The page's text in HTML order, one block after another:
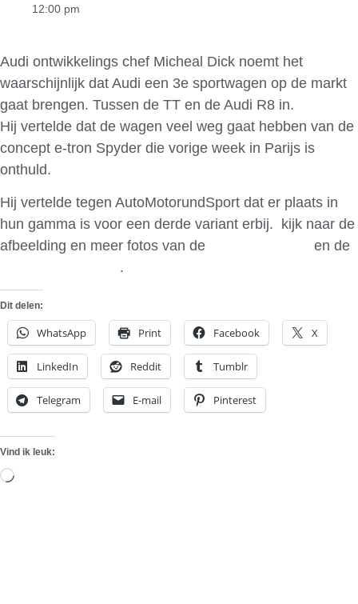
12:00 pm
Audi ontwikkelings chef Micheal Dick noemt het
waarschijnlijk dat Audi een 3e sportwagen op de markt
gaat brengen. Tussen de TT en de Audi R8 in.
Hij vertelde dat de wagen veel weg gaat hebben van de
concept e-tron Spyder die vorige week in Parijs is
onthuld.
Hij vertelde tegen AutoMotorundSport dat er plaats in
hun gamma is voor een derde variant erbij. kijk naar de
afbeelding en meer fotos van de
en de
.
Dit delen:
WhatsApp Print Facebook X
LinkedIn Reddit Tumblr
Telegram E-mail Pinterest
Vind ik leuk:
Aan